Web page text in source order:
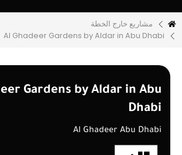
مشاريع خارج الخطة
Al Ghadeer Gardens by Aldar in Abu Dhabi
Gardens by Aldar in Abu
Dhabi
Al Ghadeer Abu Dhabi